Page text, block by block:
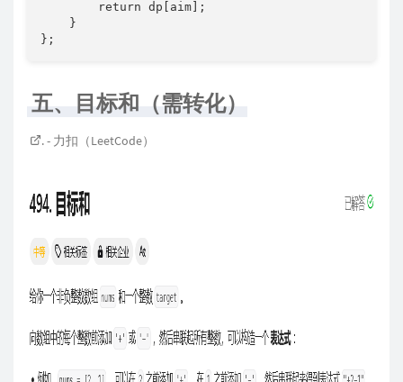
        return dp[aim];
    }
};
五、目标和（需转化）
. - 力扣（LeetCode）